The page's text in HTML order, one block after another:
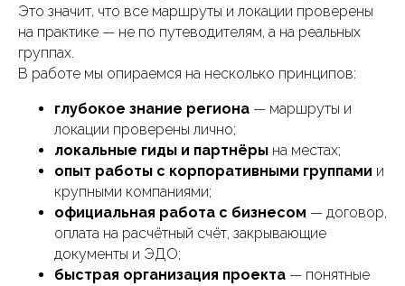
Это значит, что все маршруты и локации проверены
на практике — не по путеводителям, а на реальных
группах.
В работе мы опираемся на несколько принципов:
глубокое знание региона — маршруты и
локации проверены лично;
локальные гиды и партнёры на местах;
опыт работы с корпоративными группами и
крупными компаниями;
официальная работа с бизнесом — договор,
оплата на расчётный счёт, закрывающие
документы и ЭДО;
быстрая организация проекта — понятные
info@starostin.travel
+7 (918) 437-53-15